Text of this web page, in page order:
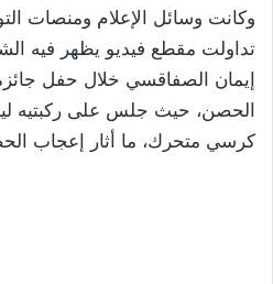
وكانت وسائل الإعلام ومنصات
تداولت مقطع فيديو يظهر فيه
إيمان الصفاقسي خلال حفل
الحصن، حيث جلس على ركبتيه
كرسي متحرك، ما أثار إعجاب